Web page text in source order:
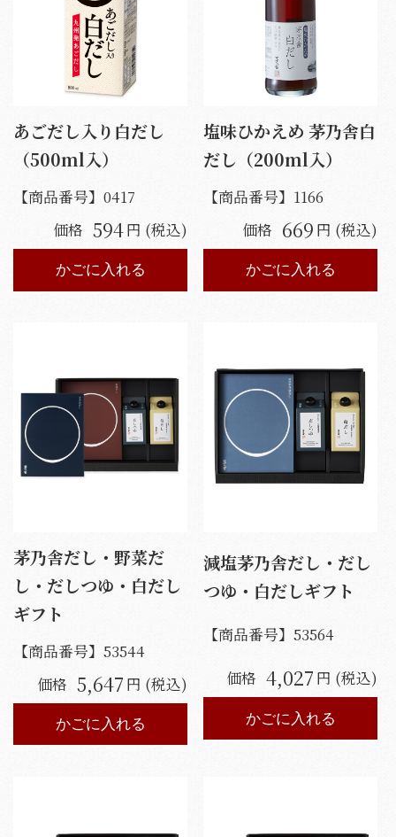
あごだし入り白だし
（500ml入）
【商品番号】 0417
価格 594円 (税込)
かごに入れる
塩味ひかえめ 茅乃舎白
だし（200ml入）
【商品番号】 1166
価格 669 円 (税込)
かごに入れる
茅乃舎だし・野菜だ
し・だしつゆ・白だし
ギフト
【商品番号】 53544
価格 5,647 円 (税込)
かごに入れる
減塩茅乃舎だし・だし
つゆ・白だしギフト
【商品番号】53564
価格 4,027 円 (税込)
かごに入れる